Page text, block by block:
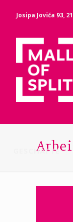
Josipa Jovića 93,
GESCHÄFTE